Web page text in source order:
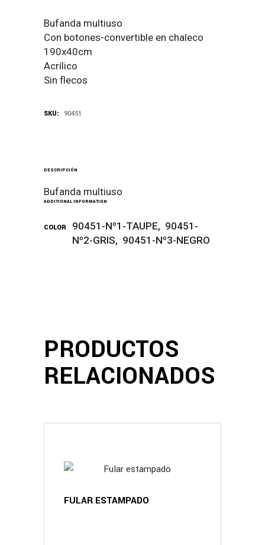
Bufanda multiuso
Con botones-convertible en chaleco
190x40cm
Acrílico
Sin flecos
SKU: 90451
DESCRIPCIÓN
Bufanda multiuso
ADDITIONAL INFORMATION
COLOR
90451-Nº1-TAUPE, 90451-
Nº2-GRIS, 90451-Nº3-NEGRO
PRODUCTOS
RELACIONADOS
FULAR ESTAMPADO